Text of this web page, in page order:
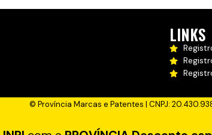
LINKS
© Província Marcas e Patentes | CNPJ: